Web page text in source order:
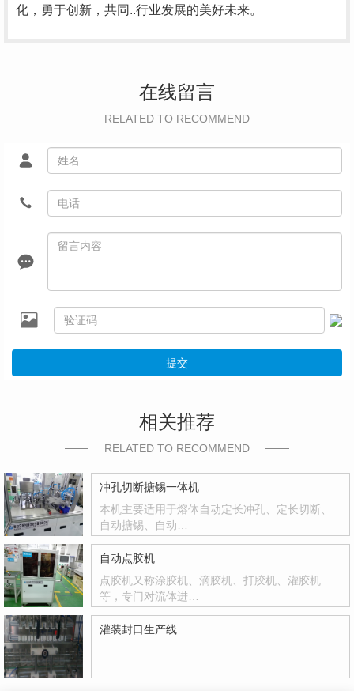
化，勇于创新，共同..行业发展的美好未来。
在线留言
RELATED TO RECOMMEND
提交
相关推荐
RELATED TO RECOMMEND
冲孔切断搪锡一体机
本机主要适用于熔体自动定长冲孔、定长切断、
自动搪锡、自动…
自动点胶机
点胶机又称涂胶机、滴胶机、打胶机、灌胶机
等，专门对流体进…
灌装封口生产线